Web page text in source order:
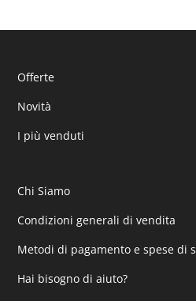
Offerte
Novità
I più venduti
Chi Siamo
Condizioni generali di vendita
Metodi di pagamento e spese di
Hai bisogno di aiuto?